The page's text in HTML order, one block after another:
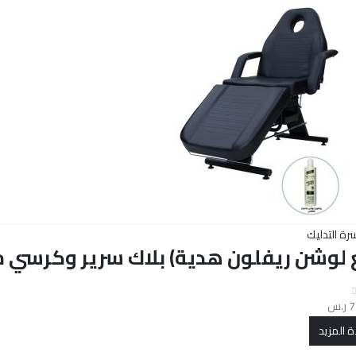
التدليك
ريفلون هدية) بلاك سرير وكرسي
ر.س
المزيد